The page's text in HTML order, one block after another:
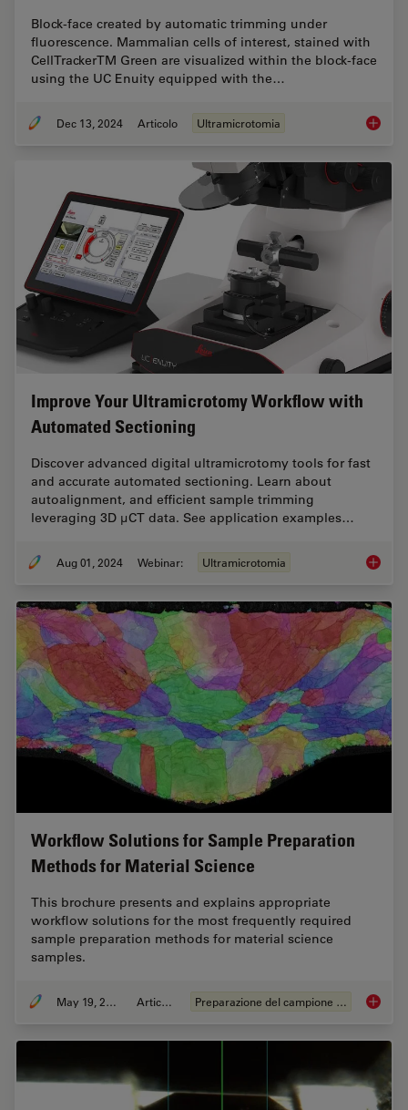
Block-face created by automatic trimming under
fluorescence. Mammalian cells of interest, stained with
CellTrackerTM Green are visualized within the block-face
using the UC Enuity equipped with the…
Dec 13, 2024 Articolo Ultramicrotomia How to
Improve Your Ultramicrotomy Workflow with
Automated Sectioning
Discover advanced digital ultramicrotomy tools for fast
and accurate automated sectioning. Learn about
autoalignment, and efficient sample trimming
leveraging 3D µCT data. See application examples…
Aug 01, 2024 Webinar: Ultramicrotomia
Workflow Solutions for Sample Preparation
Methods for Material Science
This brochure presents and explains appropriate
workflow solutions for the most frequently required
sample preparation methods for material science
samples.
May 19, 2024 Articolo Preparazione del campione EM